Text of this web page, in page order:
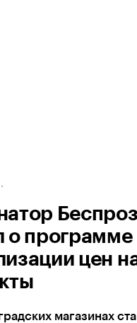
о программе
цен
магазинах